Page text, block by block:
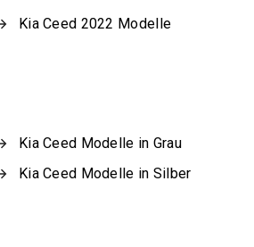
Kia Ceed 2022 Modelle
Kia Ceed Modelle in Grau
Kia Ceed Modelle in Silber